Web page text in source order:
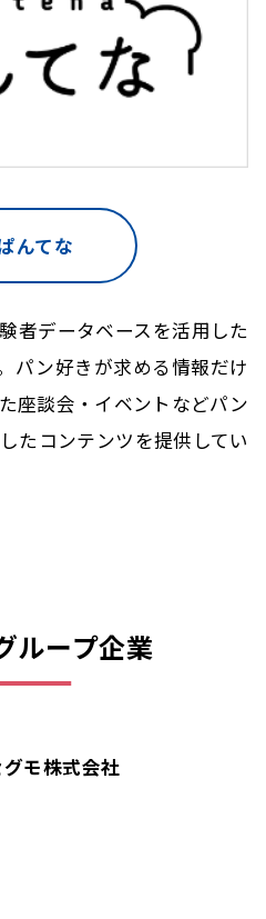
んてな
者データベースを活用した
パン好きが求める情報だけ
座談会・イベントなどパン
たコンテンツを提供してい
ループ企業
モ株式会社